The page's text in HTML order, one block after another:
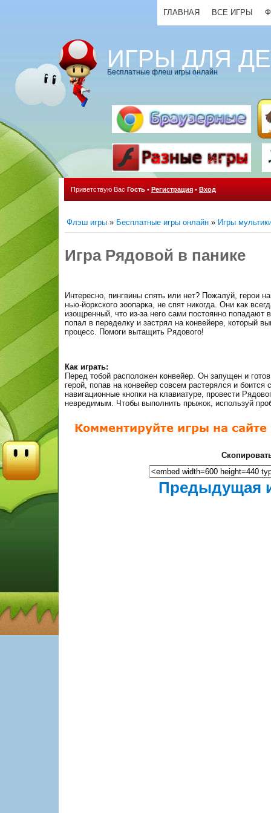
ГЛАВНАЯ ВСЕ ИГРЫ
ИГРЫ ДЛЯ
Бесплатные флеш игры онлайн
Приветствую Вас Гость • Регистрация • Вход
Флэш игры » Бесплатные игры онлайн » Игры
Игра Рядовой в панике
Интересно, пингвины спять или нет? Пожалуй, герои
нью-йоркского зоопарка, не спят никогда. Они как
изощренный, что из-за него сами постоянно попадают
попал в переделку и застрял на конвейере, который
процесс. Помоги вытащить Рядового!
Как играть:
Перед тобой расположен конвейер. Он запущен и
герой, попав на конвейер совсем растерялся и боится
навигационные кнопки на клавиатуре, провести
невредимым. Чтобы выполнить прыжок, используй
Предыдущая